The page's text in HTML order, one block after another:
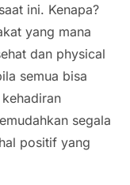
ini. Kenapa?
yang mana
dan physical
semua bisa
segala
positif yang